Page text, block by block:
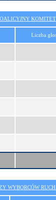
Liczba
WYBORCÓW